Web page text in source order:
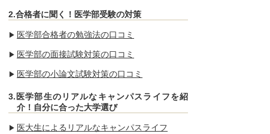
2.合格者に聞く！医学部受験の対策
医学部合格者の勉強法の口コミ
医学部の面接試験対策の口コミ
医学部の小論文試験対策の口コミ
3.医学部生のリアルなキャンパスライフを紹
介！自分に合った大学選び
医大生によるリアルなキャンパスライフ